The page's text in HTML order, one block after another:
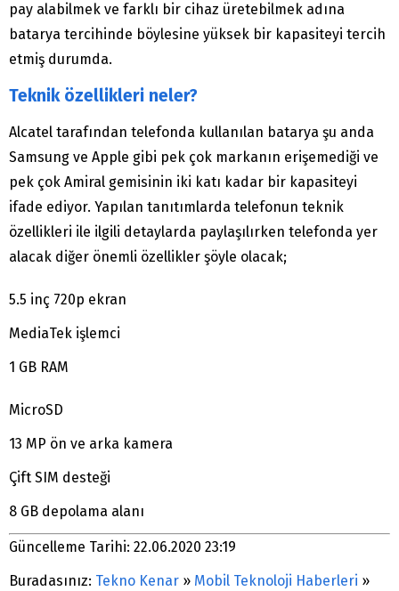
pay alabilmek ve farklı bir cihaz üretebilmek adına
batarya tercihinde böylesine yüksek bir kapasiteyi tercih
etmiş durumda.
Teknik özellikleri neler?
Alcatel tarafından telefonda kullanılan batarya şu anda
Samsung ve Apple gibi pek çok markanın erişemediği ve
pek çok Amiral gemisinin iki katı kadar bir kapasiteyi
ifade ediyor. Yapılan tanıtımlarda telefonun teknik
özellikleri ile ilgili detaylarda paylaşılırken telefonda yer
alacak diğer önemli özellikler şöyle olacak;
5.5 inç 720p ekran
MediaTek işlemci
1 GB RAM
MicroSD
13 MP ön ve arka kamera
Çift SIM desteği
8 GB depolama alanı
Güncelleme Tarihi: 22.06.2020 23:19
Buradasınız: Tekno Kenar » Mobil Teknoloji Haberleri »